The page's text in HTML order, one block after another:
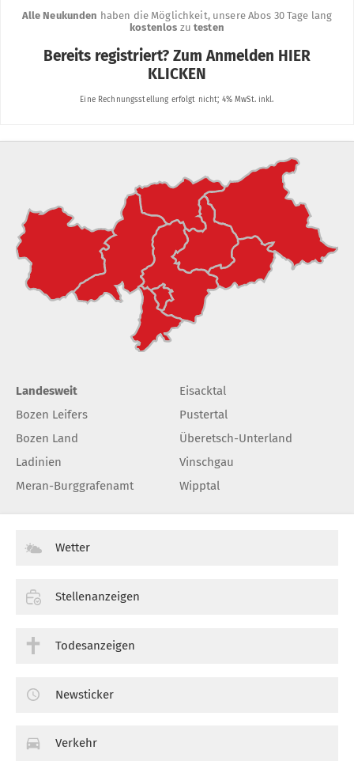
Landesweit
Bozen Leifers
Bozen Land
Ladinien
Meran-Burggrafenamt
Eisacktal
Pustertal
Überetsch-Unterland
Vinschgau
Wipptal
Wetter
Stellenanzeigen
Todesanzeigen
Newsticker
Verkehr